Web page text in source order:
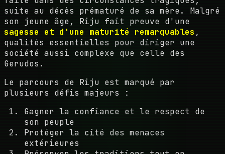
suite au décès prématuré de sa mère. Malgré
son jeune âge, Riju fait preuve d'une
sagesse et d'une maturité remarquables ,
qualités essentielles pour diriger une
société aussi complexe que celle des
Gerudos.
Le parcours de Riju est marqué par
plusieurs défis majeurs :
Gagner la confiance et le respect de
son peuple
Protéger la cité des menaces
extérieures